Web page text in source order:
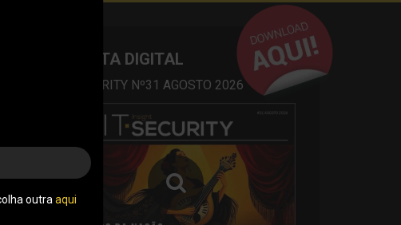
REVISTA DIGITAL
IT SECURITY Nº31 AGOSTO 2026
outraaqui